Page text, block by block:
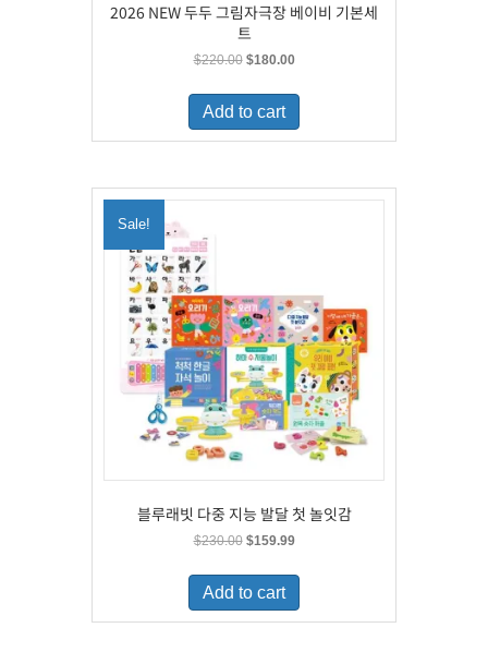
2026 NEW 두두 그림자극장 베이비 기본세
트
$220.00 Original
was:
$220.00.
$180.00Current
is:
Add to cart
Sale!
블루래빗 다중 지능 발달 첫 놀잇감
$230.00 Original
was:
$230.00.
$159.99Current
is:
Add to cart